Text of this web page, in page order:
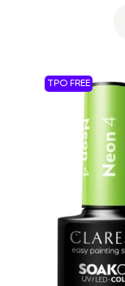
TPO FREE